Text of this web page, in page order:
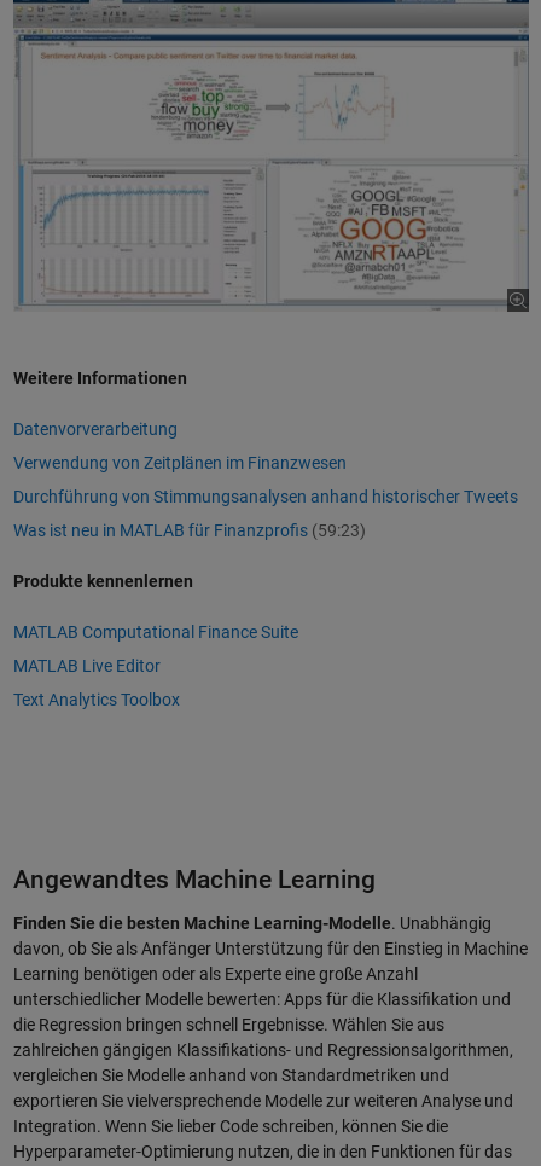
Weitere Informationen
Datenvorverarbeitung
Verwendung von Zeitplänen im Finanzwesen
Durchführung von Stimmungsanalysen anhand historischer Tweets
Was ist neu in MATLAB für Finanzprofis (59:23)
Produkte kennenlernen
MATLAB Computational Finance Suite
MATLAB Live Editor
Text Analytics Toolbox
Angewandtes Machine Learning
Finden Sie die besten Machine Learning-Modelle. Unabhängig
davon, ob Sie als Anfänger Unterstützung für den Einstieg in Machine
Learning benötigen oder als Experte eine große Anzahl
unterschiedlicher Modelle bewerten: Apps für die Klassifikation und
die Regression bringen schnell Ergebnisse. Wählen Sie aus
zahlreichen gängigen Klassifikations- und Regressionsalgorithmen,
vergleichen Sie Modelle anhand von Standardmetriken und
exportieren Sie vielversprechende Modelle zur weiteren Analyse und
Integration. Wenn Sie lieber Code schreiben, können Sie die
Hyperparameter-Optimierung nutzen, die in den Funktionen für das